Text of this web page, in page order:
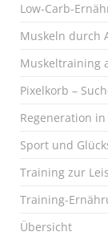
Low-Carb-
Muskeln durch
Muskeltraining
Pixelkorb –
Regeneration
Sport und
Training zur
Training-
Übersicht